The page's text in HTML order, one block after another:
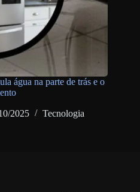
água na parte de trás e o
2025 Tecnologia